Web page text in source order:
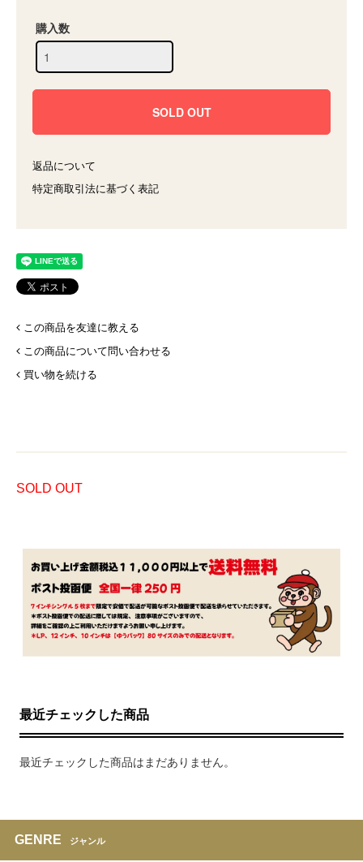
購入数
返品について
特定商取引法に基づく表記
この商品を友達に教える
この商品について問い合わせる
買い物を続ける
SOLD OUT
最近チェックした商品
最近チェックした商品はまだありません。
GENRE ジャンル